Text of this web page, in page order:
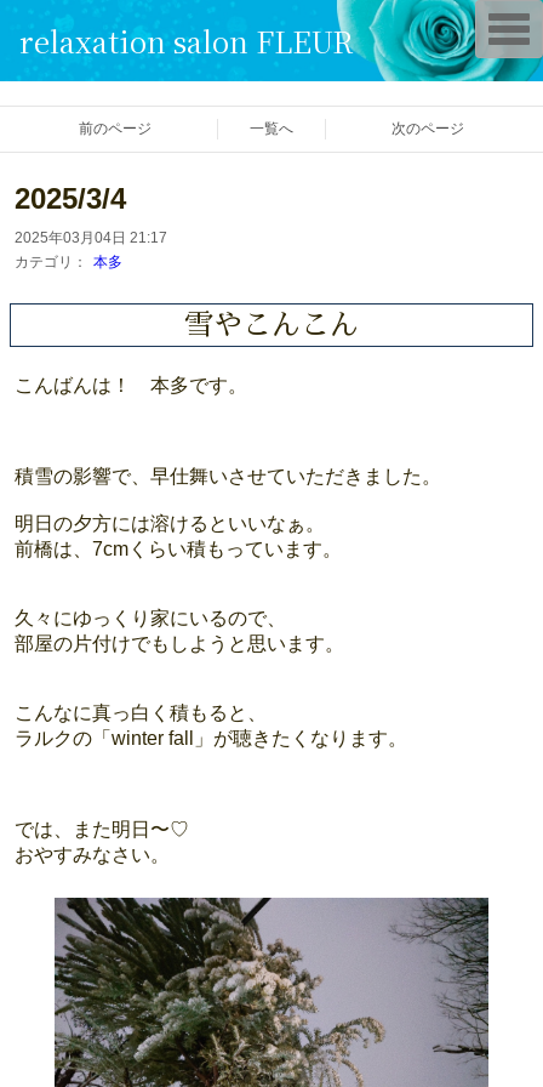
relaxation salon FLEUR
前のページ 一覧へ 次のページ
2025/3/4
2025年03月04日 21:17
カテゴリ：
本多
雪やこんこん
こんばんは！ 本多です。
積雪の影響で、早仕舞いさせていただきました。
明日の夕方には溶けるといいなぁ。
前橋は、7cmくらい積もっています。
久々にゆっくり家にいるので、
部屋の片付けでもしようと思います。
こんなに真っ白く積もると、
ラルクの「winter fall」が聴きたくなります。
では、また明日〜♡
おやすみなさい。
T
o
g
g
e
a